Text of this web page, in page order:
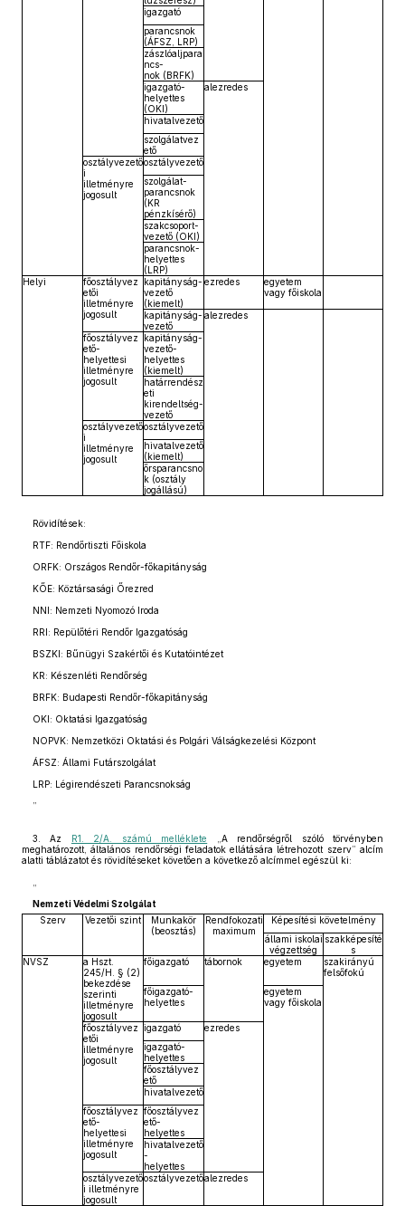
igazgató
parancsnok
(ÁFSZ, LRP)
zászlóaljpara
ncs-
nok (BRFK)
igazgató-
helyettes
(OKI)
alezredes
hivatalvezető
szolgálatvez
ető
osztályvezető
i
illetményre
jogosult
osztályvezető
szolgálat-
parancsnok
(KR
pénzkísérő)
szakcsoport-
vezető (OKI)
parancsnok-
helyettes
(LRP)
Helyi
főosztályvez
etői
illetményre
jogosult
kapitányság-
vezető
(kiemelt)
ezredes
egyetem
vagy főiskola
kapitányság-
vezető
alezredes
főosztályvez
ető-
helyettesi
illetményre
jogosult
kapitányság-
vezető-
helyettes
(kiemelt)
határrendész
eti
kirendeltség-
vezető
osztályvezető
i
illetményre
jogosult
osztályvezető
hivatalvezető
(kiemelt)
őrsparancsno
k (osztály
jogállású)
Rövidítések:
RTF: Rendőrtiszti Főiskola
ORFK: Országos Rendőr-főkapitányság
KŐE: Köztársasági Őrezred
NNI: Nemzeti Nyomozó Iroda
RRI: Repülőtéri Rendőr Igazgatóság
BSZKI: Bűnügyi Szakértői és Kutatóintézet
KR: Készenléti Rendőrség
BRFK: Budapesti Rendőr-főkapitányság
OKI: Oktatási Igazgatóság
NOPVK: Nemzetközi Oktatási és Polgári Válságkezelési Központ
ÁFSZ: Állami Futárszolgálat
LRP: Légirendészeti Parancsnokság
”
3. Az R1. 2/A. számú melléklete
„A rendőrségről szóló törvényben
meghatározott, általános rendőrségi feladatok ellátására létrehozott szerv” alcím
alatti táblázatot és rövidítéseket követően a következő alcímmel egészül ki:
Nemzeti Védelmi Szolgálat
Szerv
Vezetői szint
Munkakör
(beosztás)
Rendfokozati
maximum
Képesítési követelmény
állami iskolai
végzettség
szakképesíté
s
NVSZ
a Hszt.
245/H. § (2)
bekezdése
szerinti
illetményre
jogosult
főigazgató tábornok egyetem
szakirányú
felsőfokú
főigazgató-
helyettes
egyetem
vagy főiskola
főosztályvez
etői
illetményre
jogosult
igazgató
ezredes
igazgató-
helyettes
főosztályvez
ető
hivatalvezető
főosztályvez
ető-
helyettesi
illetményre
jogosult
főosztályvez
ető-
helyettes
hivatalvezető
-
helyettes
osztályvezető
i illetményre
jogosult
osztályvezetőalezredes